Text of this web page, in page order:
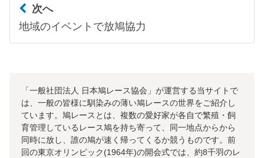
次へ
地域のイベントで放鳩協力
「一般社団法人 日本鳩レース協会」が運営する当サイトで
は、一般の皆様に馴染みの薄い鳩レースの世界をご紹介し
ています。鳩レースとは、複数の愛好家が各自で繁殖・飼
育管理しているレース鳩を持ち寄って、同一地点からから
同時に放し、誰の鳩が速く帰ってくるか競うものです。前
回の東京オリンピック(1964年)の開会式では、約8千羽のレ